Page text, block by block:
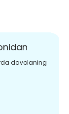
davolaning